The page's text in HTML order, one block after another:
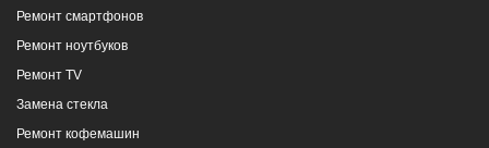
Ремонт смартфонов
Ремонт ноутбуков
Ремонт TV
Замена стекла
Ремонт кофемашин